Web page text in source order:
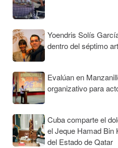
Yoendris Solís
dentro del séptimo
Evalúan en
organizativo para
Cuba comparte el
el Jeque Hamad Bin
del Estado de Qatar